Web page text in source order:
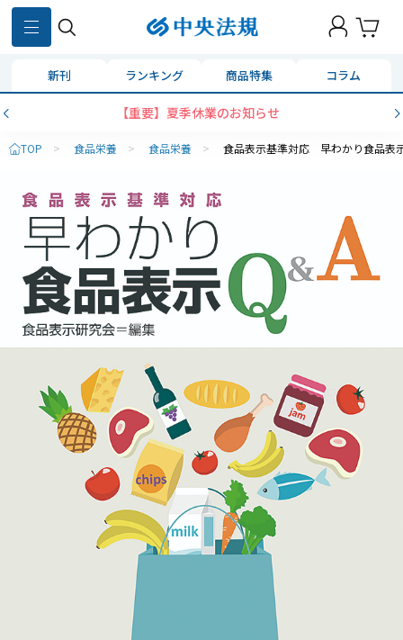
新刊 ランキング 商品特集 コラム
【重要】夏季休業のお知らせ
TOP > 食品栄養 > 食品栄養 > 食品表示基準対応 早わかり食品表